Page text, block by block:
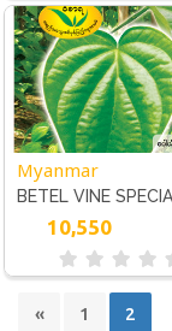
Myanmar
BETEL VINE
10,550
« 1 2